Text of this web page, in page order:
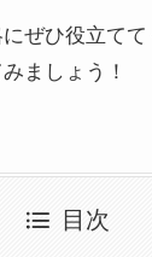
ぜひ役立てて
ましょう！
目次